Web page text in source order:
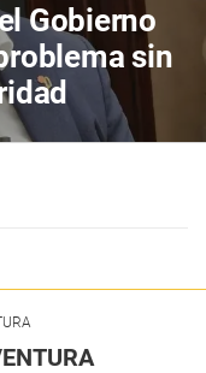
Gobierno
sin